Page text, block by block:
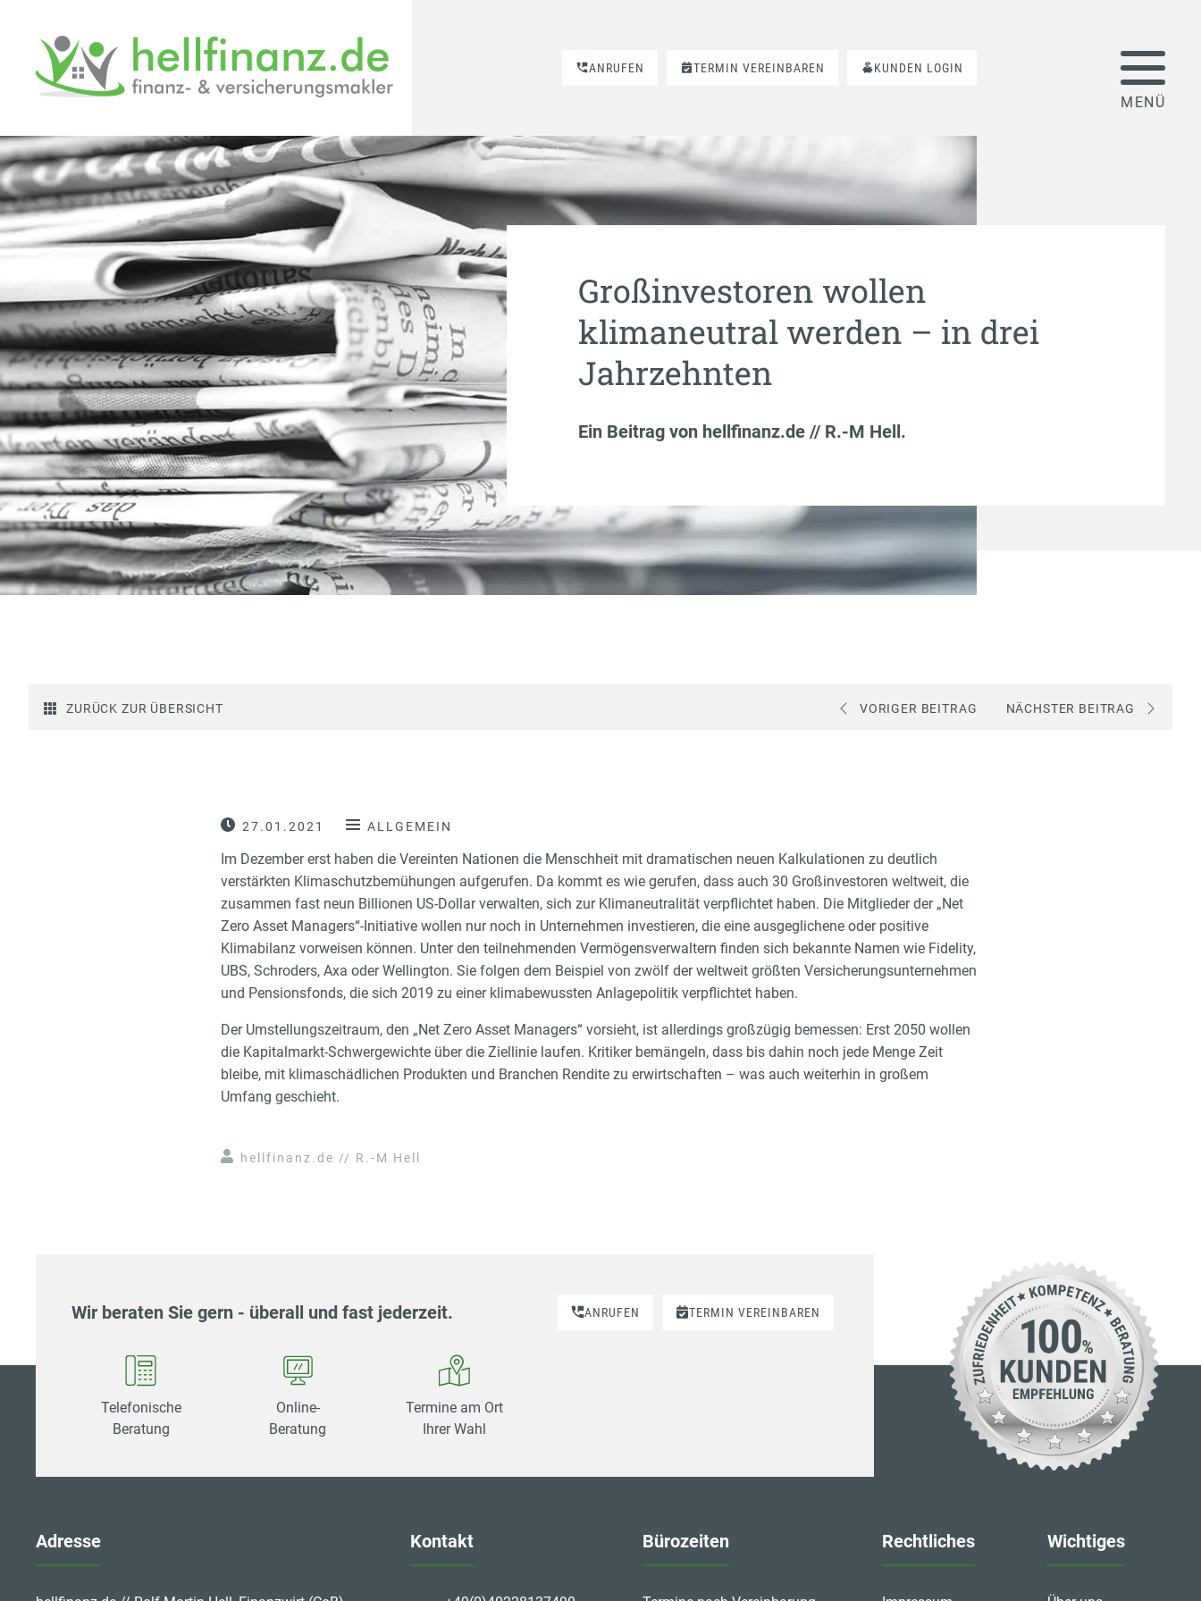
ANRUFEN TERMIN VEREINBAREN KUNDEN LOGIN
Großinvestoren wollen
klimaneutral werden – in drei
Jahrzehnten
Ein Beitrag von hellfinanz.de // R.-M Hell.
ZURÜCK ZUR ÜBERSICHT VORIGER BEITRAG NÄCHSTER BEITRAG
27.01.2021 ALLGEMEIN
Im Dezember erst haben die Vereinten Nationen die Menschheit mit dramatischen neuen Kalkulationen zu deutlich
verstärkten Klimaschutzbemühungen aufgerufen. Da kommt es wie gerufen, dass auch 30 Großinvestoren weltweit, die
zusammen fast neun Billionen US-Dollar verwalten, sich zur Klimaneutralität verpflichtet haben. Die Mitglieder der „Net
Zero Asset Managers“-Initiative wollen nur noch in Unternehmen investieren, die eine ausgeglichene oder positive
Klimabilanz vorweisen können. Unter den teilnehmenden Vermögensverwaltern finden sich bekannte Namen wie Fidelity,
UBS, Schroders, Axa oder Wellington. Sie folgen dem Beispiel von zwölf der weltweit größten Versicherungsunternehmen
und Pensionsfonds, die sich 2019 zu einer klimabewussten Anlagepolitik verpflichtet haben.
Der Umstellungszeitraum, den „Net Zero Asset Managers“ vorsieht, ist allerdings großzügig bemessen: Erst 2050 wollen
die Kapitalmarkt-Schwergewichte über die Ziellinie laufen. Kritiker bemängeln, dass bis dahin noch jede Menge Zeit
bleibe, mit klimaschädlichen Produkten und Branchen Rendite zu erwirtschaften – was auch weiterhin in großem
Umfang geschieht.
hellfinanz.de // R.-M Hell
Wir beraten Sie gern - überall und fast jederzeit. ANRUFEN TERMIN VEREINBAREN
Telefonische
Beratung
Online-
Beratung
Termine am Ort
Ihrer Wahl
Adresse Kontakt Bürozeiten Rechtliches Wichtiges